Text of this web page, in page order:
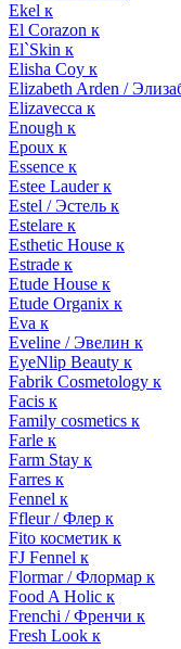
Ekel к
El Corazon к
El`Skin к
Elisha Coy к
Elizabeth Arden /
Elizavecca к
Enough к
Epoux к
Essence к
Estee Lauder к
Estel / Эстель к
Estelare к
Esthetic House к
Estrade к
Etude House к
Etude Organix к
Eva к
Eveline / Эвелин к
EyeNlip Beauty к
Fabrik Cosmetology к
Facis к
Family cosmetics к
Farle к
Farm Stay к
Farres к
Fennel к
Ffleur / Флер к
Fito косметик к
FJ Fennel к
Flormar / Флормар к
Food A Holic к
Frenchi / Френчи к
Fresh Look к